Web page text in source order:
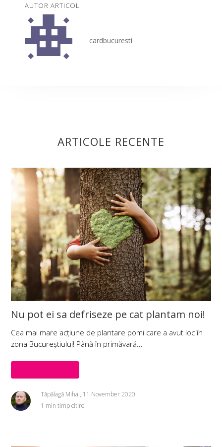
AUTOR ARTICOL
cardbucuresti
ARTICOLE RECENTE
Nu pot ei sa defriseze pe cat plantam noi!
Cea mai mare acțiune de plantare pomi care a avut loc în
zona Bucureștiului! Până în primăvară...
Tăpălagă Mihai, 11 November 2020
1 min timp citire